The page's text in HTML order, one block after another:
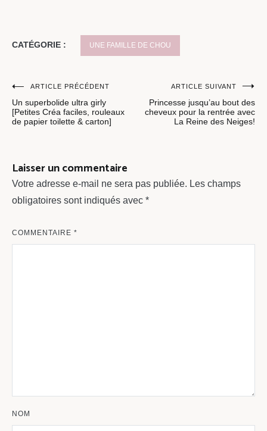
CATÉGORIE : UNE FAMILLE DE CHOU
Navigation
de
ARTICLE PRÉCÉDENT
Un superbolide ultra girly
[Petites Créa faciles, rouleaux
de papier toilette & carton]
ARTICLE SUIVANT
Princesse jusqu’au bout des
cheveux pour la rentrée avec
La Reine des Neiges!
Laisser un commentaire
Votre adresse e-mail ne sera pas publiée. Les champs
obligatoires sont indiqués avec *
COMMENTAIRE *
NOM